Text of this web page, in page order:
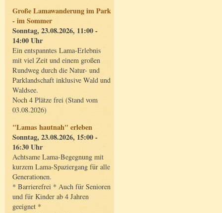
Große Lamawanderung im Park
- im Sommer
Sonntag, 23.08.2026, 11:00 -
14:00 Uhr
Ein entspanntes Lama-Erlebnis
mit viel Zeit und einem großen
Rundweg durch die Natur- und
Parklandschaft inklusive Wald und
Waldsee.
Noch 4 Plätze frei (Stand vom
03.08.2026)
"Lamas hautnah" erleben
Sonntag, 23.08.2026, 15:00 -
16:30 Uhr
Achtsame Lama-Begegnung mit
kurzem Lama-Spaziergang für alle
Generationen.
* Barrierefrei * Auch für Senioren
und für Kinder ab 4 Jahren
geeignet *